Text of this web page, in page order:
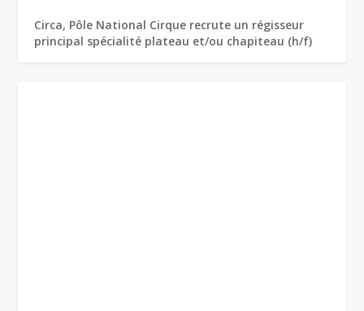
Circa, Pôle National Cirque recrute un régisseur
principal spécialité plateau et/ou chapiteau (h/f)